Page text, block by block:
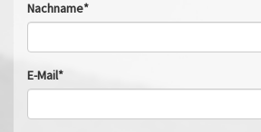
Nachname*
E-Mail*